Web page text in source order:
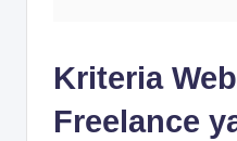
Kriteria
Freelance